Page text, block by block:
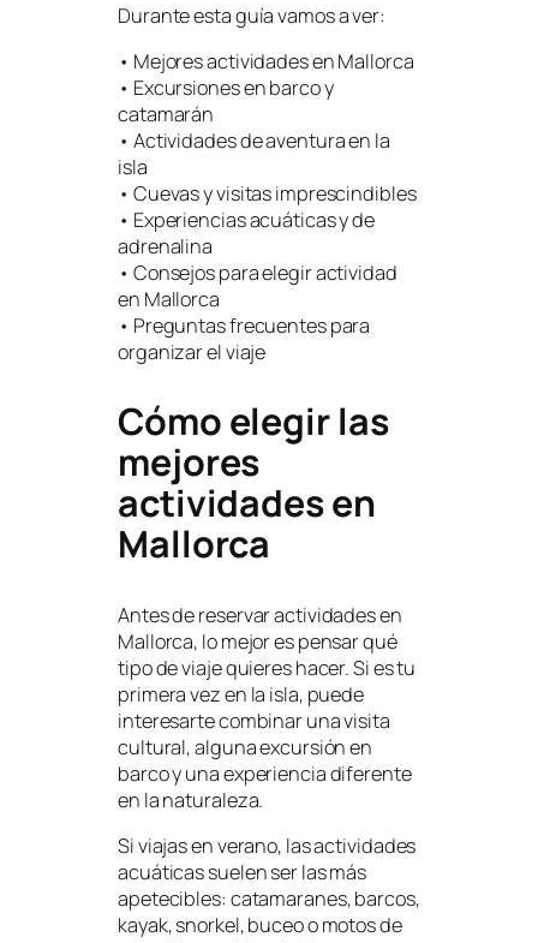
Durante esta guía vamos a ver:
• Mejores actividades en Mallorca
• Excursiones en barco y
catamarán
• Actividades de aventura en la
isla
• Cuevas y visitas imprescindibles
• Experiencias acuáticas y de
adrenalina
• Consejos para elegir actividad
en Mallorca
• Preguntas frecuentes para
organizar el viaje
Cómo elegir las
mejores
actividades en
Mallorca
Antes de reservar actividades en
Mallorca, lo mejor es pensar qué
tipo de viaje quieres hacer. Si es tu
primera vez en la isla, puede
interesarte combinar una visita
cultural, alguna excursión en
barco y una experiencia diferente
en la naturaleza.
Si viajas en verano, las actividades
acuáticas suelen ser las más
apetecibles: catamaranes, barcos,
kayak, snorkel, buceo o motos de